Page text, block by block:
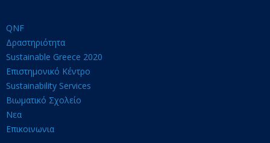
QNF
Δραστηριότητα
Sustainable Greece 2020
Επιστημονικό Κέντρο
Sustainability Services
Βιωματικό Σχολείο
Νεα
Επικοινωνια